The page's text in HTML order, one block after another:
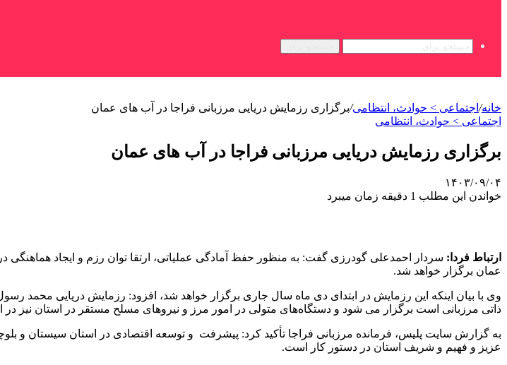
خانه/ اجتماعی > حوادث، انتظامی/برگزاری رزمایش دریایی مرزبانی فراجا در آب های عمان
اجتماعی > حوادث، انتظامی
برگزاری رزمایش دریایی مرزبانی فراجا در آب های عمان
۱۴۰۳/۰۹/۰۴
خواندن این مطلب 1 دقیقه زمان میبرد
ارتباط فردا:
عمان برگزار خواهد شد.
ذاتی مرزبانی است برگزار می شود و دستگاه‌های متولی در امور مرز و نیروهای مسلح مستقر در استان نیز
به گزارش سایت پلیس، فرمانده مرزبانی فراجا تأکید کرد: پیشرفت و توسعه اقتصادی در استان سیستان
عزیز و فهیم و شریف استان در دستور کار است.